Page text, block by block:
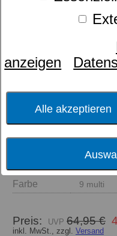
anzeigen
Alle akzeptieren
Farbe
9 multi
Preis: 64,95 €
inkl. MwSt., zzgl. Versand